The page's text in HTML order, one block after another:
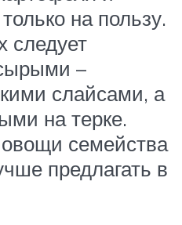
на пользу.
следует
–
слайсами, а
на терке.
овощи семейства
предлагать в